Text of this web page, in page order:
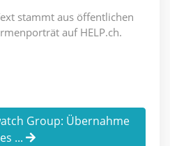
stammt aus öffentlichen
auf HELP.ch.
Group: Übernahme
...